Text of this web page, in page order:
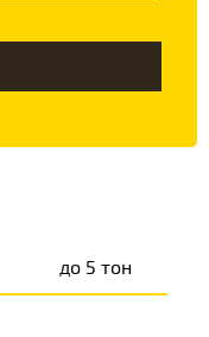
до 5 тон